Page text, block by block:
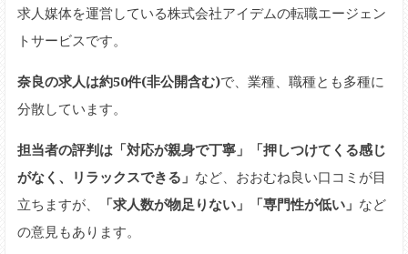
求人媒体を運営している株式会社アイデムの転職エージェン
トサービスです。
奈良の求人は約50件(非公開含む)で、業種、職種とも多種に
分散しています。
担当者の評判は「対応が親身で丁寧」「押しつけてくる感じ
がなく、リラックスできる」 など、おおむね良い口コミが目
立ちますが、
「求人数が物足りない」「専門性が低い」 など
の意見もあります。